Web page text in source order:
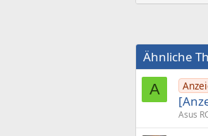
Ähnliche
A
Asus